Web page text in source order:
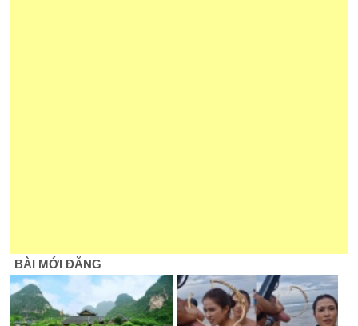
BÀI MỚI ĐĂNG